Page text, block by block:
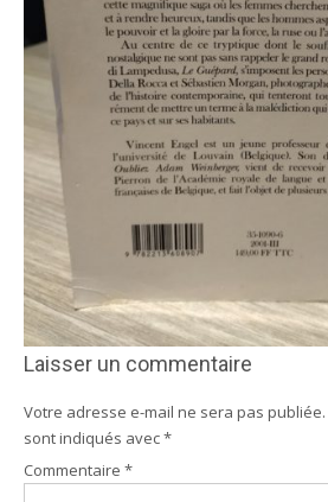
Laisser un commentaire
Votre adresse e-mail ne sera pas publiée.
sont indiqués avec*
Commentaire *